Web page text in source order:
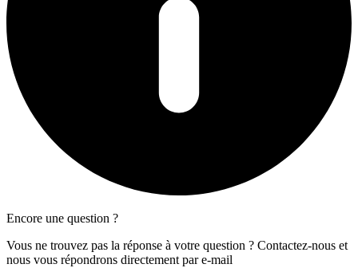
Encore une question ?
Vous ne trouvez pas la réponse à votre question ? Contactez-nous et
nous vous répondrons directement par e-mail